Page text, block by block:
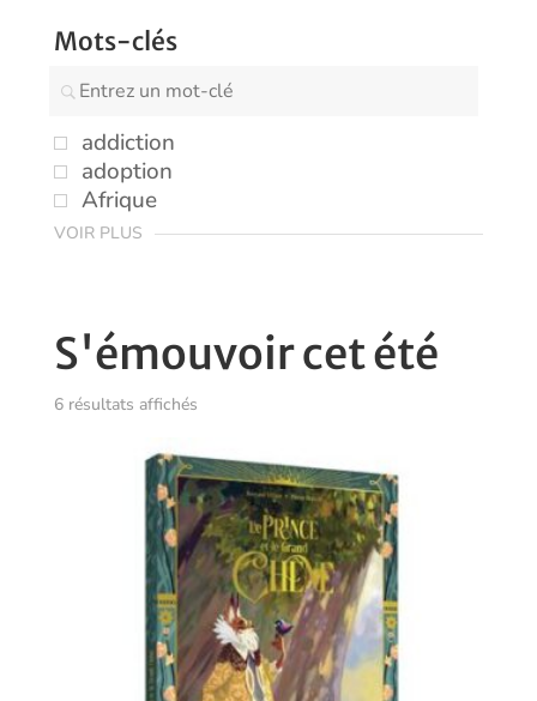
S'émouvoir cet été
6 résultats affichésTrié
plus
récent
au
plus
ancien
Mots-clés
addiction
adoption
Afrique
VOIR PLUS